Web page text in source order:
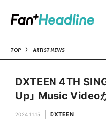
TOP ARTIST NEWS
DXTEEN 4TH
Up」 Music Video
2024.11.15 DXTEEN